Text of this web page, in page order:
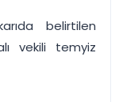
belirtilen
vekili temyiz